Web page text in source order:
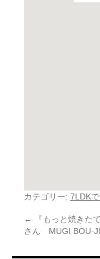
カテゴリー: 7LDK
←
『もっと焼きた
さん MUGI BOU-